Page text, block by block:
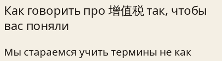
Как говорить про 增值税 так, чтобы
вас поняли
Мы стараемся учить термины не как